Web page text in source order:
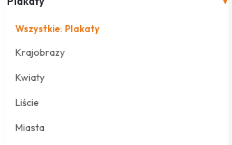
Wszystkie: Plakaty
Krajobrazy
Kwiaty
Liście
Miasta